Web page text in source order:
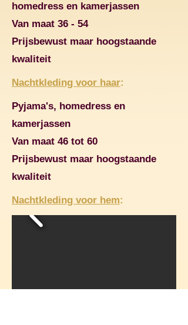
homedress en kamerjassen
Van maat 36 - 54
Prijsbewust maar hoogstaande
kwaliteit
Nachtkleding voor haar:
Pyjama's, homedress en
kamerjassen
Van maat 46 tot 60
Prijsbewust maar hoogstaande
kwaliteit
Nachtkleding voor hem: